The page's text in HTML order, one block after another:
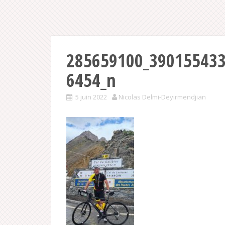
6454_n
5 juin 2022 Nicolas Delmi-Deyirmendjian